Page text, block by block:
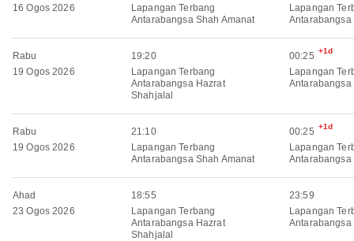
16 Ogos 2026
Lapangan Terbang
Antarabangsa Shah Amanat
Lapangan
Antarabangsa
Rabu
19 Ogos 2026
19:20
Lapangan Terbang
Antarabangsa Hazrat
Shahjalal
00:25 +1d
Lapangan
Antarabangsa
Rabu
19 Ogos 2026
21:10
Lapangan Terbang
Antarabangsa Shah Amanat
00:25 +1d
Lapangan
Antarabangsa
Ahad
23 Ogos 2026
18:55
Lapangan Terbang
Antarabangsa Hazrat
Shahjalal
23:59
Lapangan
Antarabangsa